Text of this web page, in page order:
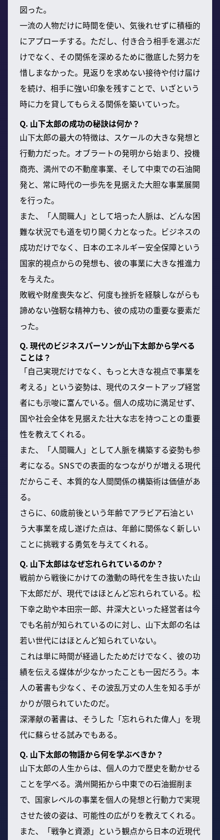
図った。
一流の人物だけに時間を使い、気後れせずに積極的
にアプローチする。ただし、付き合う相手を選ぶだ
けでなく、その関係を深めるために徹底した努力を
惜しまなかった。見返りを求めない接待や付け届け
を続け、相手に強い印象を残すことで、いざという
時に力を貸してもらえる関係を築いていった。
Q. 山下太郎の成功の秘訣は何か？
山下太郎の最大の特徴は、スケールの大きな発想と
行動力だった。オブラートの発明から始まり、投機
商売、満州での不動産事業、そして中東での石油開
発と、常に時代の一歩先を見据えた大胆な事業展開
を行った。
また、「人間職人」として培った人脈は、どんな困
難な状況でも道を切り開く力となった。ビジネスの
成功だけでなく、日本のエネルギー安全保障という
国家的視点からの発想も、彼の事業に大きな推進力
を与えた。
敗戦や財産喪失など、何度も挫折を経験しながらも
諦めない強靭な精神力も、彼の成功の重要な要素だ
った。
Q. 現代のビジネスパーソンが山下太郎から学べる
ことは？
「自己実現だけでなく、もっと大きな視点で事業を
考える」という姿勢は、現代のスタートアップ経営
者にも示唆に富んでいる。個人の成功に満足せず、
国や社会全体を見据えた壮大な志を持つことの重要
性を教えてくれる。
また、「人間職人」として人脈を構築する姿勢も参
考になる。SNSでの表面的なつながりが増える現代
だからこそ、本質的な人間関係の構築術は価値があ
る。
さらに、60歳前後という年齢でアラビア石油とい
う大事業を成し遂げた点は、年齢に関係なく新しい
ことに挑戦する勇気を与えてくれる。
Q. 山下太郎はなぜ忘れられているのか？
戦前から戦後にかけての激動の時代を生き抜いた山
下太郎だが、現代ではほとんど忘れられている。松
下幸之助や本田宗一郎、井深大といった経営者は今
でも名前が知られているのに対し、山下太郎の名は
若い世代にはほとんど知られていない。
これは単に時間が経過したためだけでなく、彼の功
績を伝える媒体が少なかったことも一因だろう。本
人の著書も少なく、その波乱万丈の人生を知る手が
かりが限られていたのだ。
深澤献の著書は、そうした「忘れられた偉人」を現
代に蘇らせる試みでもある。
Q. 山下太郎の物語から何を学ぶべきか？
山下太郎の人生からは、個人の力で歴史を動かせる
ことを学べる。満州開拓から中東での石油掘削ま
で、国家レベルの事業を個人の発想と行動力で実現
させた彼の姿は、可能性の広がりを教えてくれる。
また、「戦争と資源」という観点から日本の近現代